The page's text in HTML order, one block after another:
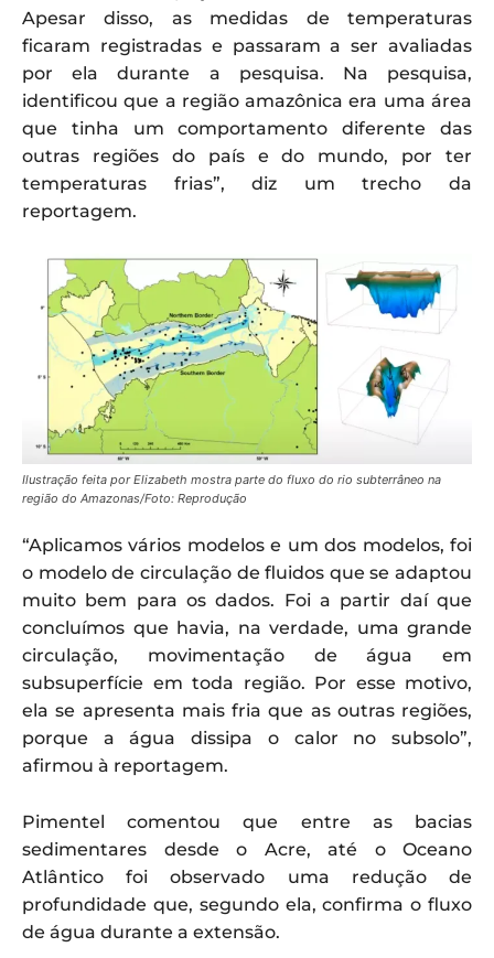
Apesar disso, as medidas de temperaturas
ficaram registradas e passaram a ser avaliadas
por ela durante a pesquisa. Na pesquisa,
identificou que a região amazônica era uma área
que tinha um comportamento diferente das
outras regiões do país e do mundo, por ter
temperaturas frias”, diz um trecho da
reportagem.
Ilustração feita por Elizabeth mostra parte do fluxo do rio subterrâneo na
região do Amazonas/Foto: Reprodução
“Aplicamos vários modelos e um dos modelos, foi
o modelo de circulação de fluidos que se adaptou
muito bem para os dados. Foi a partir daí que
concluímos que havia, na verdade, uma grande
circulação, movimentação de água em
subsuperfície em toda região. Por esse motivo,
ela se apresenta mais fria que as outras regiões,
porque a água dissipa o calor no subsolo”,
afirmou à reportagem.
Pimentel comentou que entre as bacias
sedimentares desde o Acre, até o Oceano
Atlântico foi observado uma redução de
profundidade que, segundo ela, confirma o fluxo
de água durante a extensão.